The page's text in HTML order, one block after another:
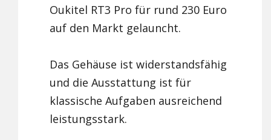
Oukitel RT3 Pro für rund 230 Euro
auf den Markt gelauncht.
Das Gehäuse ist widerstandsfähig
und die Ausstattung ist für
klassische Aufgaben ausreichend
leistungsstark.